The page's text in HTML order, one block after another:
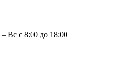
Вс с 8:00 до 18:00